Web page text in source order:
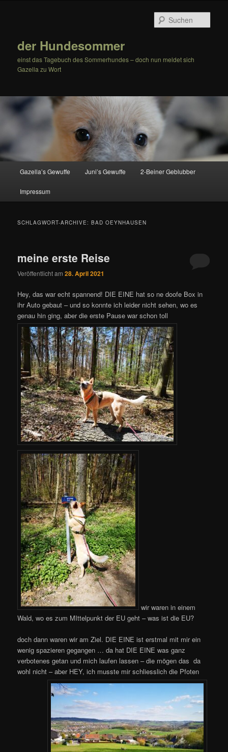
der Hundesommer
einst das Tagebuch des Sommerhundes – doch nun meldet sich
Gazella zu Wort
Gazella’s Gewuffe Juni’s Gewuffe 2-Beiner Geblubber
Impressum
SCHLAGWORT-ARCHIVE:BAD OEYNHAUSEN
meine erste Reise
Veröffentlicht am28. April 2021
Hey, das war echt spannend! DIE EINE hat so ne doofe Box in
ihr Auto gebaut – und so konnte ich leider nicht sehen, wo es
genau hin ging, aber die erste Pause war schon toll
wir waren in einem
Wald, wo es zum MIttelpunkt der EU geht – was ist die EU?
doch dann waren wir am Ziel. DIE EINE ist erstmal mit mir ein
wenig spazieren gegangen … da hat DIE EINE was ganz
verbotenes getan und mich laufen lassen – die mögen das da
wohl nicht – aber HEY, ich musste mir schliesslich die Pfoten